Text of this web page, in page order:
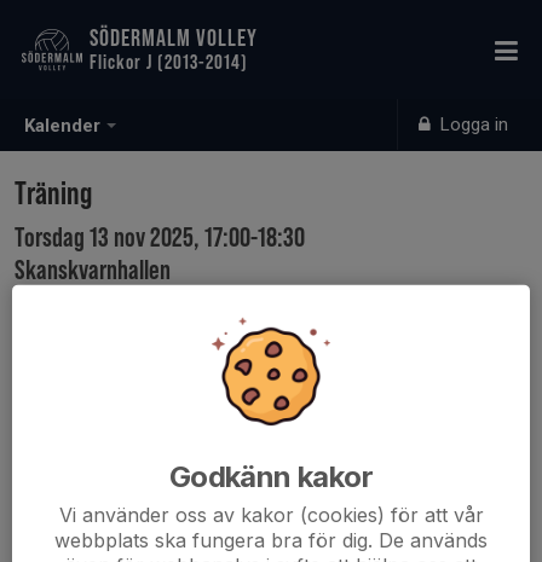
Kalender Logga in
SÖDERMALM VOLLEY
Flickor J (2013-2014)
Träning
Torsdag 13 nov 2025, 17:00-18:30
Skanskvarnhallen
Godkänn kakor
Vi använder oss av kakor (cookies) för att vår
webbplats ska fungera bra för dig. De används